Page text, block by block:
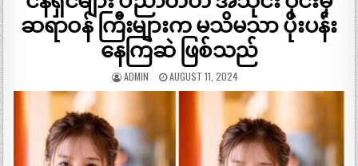
ဆရာဝန် ကြီးများက မသိမသာ ပိုးပန်း
နေကြဆဲ ဖြစ်သည်
ADMIN AUGUST 11, 2024